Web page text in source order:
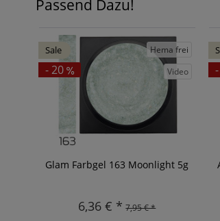
Passend Dazu!
Sale
- 20
Hema frei
Video
Glam Farbgel 163 Moonlight 5g
6,36 € * 7,95 € *